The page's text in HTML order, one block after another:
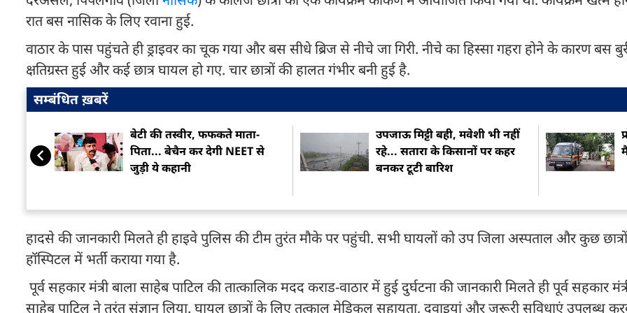
रात बस नासिक के लिए रवाना हुई.
वाठार के पास पहुंचते ही ड्राइवर का चूक गया और बस सीधे ब्रिज से नीचे जा गिरी. नीचे का हिस्सा गहरा होने के कारण बस
क्षतिग्रस्त हुई और कई छात्र घायल हो गए. चार छात्रों की हालत गंभीर बनी हुई है.
सम्बंधित ख़बरें
बेटी की तस्वीर, फफकते माता-
पिता... बेचैन कर देगी NEET से
जुड़ी ये कहानी
उपजाऊ मिट्टी बही, मवेशी भी नहीं
रहे... सतारा के किसानों पर कहर
बनकर टूटी बारिश
हादसे की जानकारी मिलते ही हाइवे पुलिस की टीम तुरंत मौके पर पहुंची. सभी घायलों को उप जिला अस्पताल और कुछ
हॉस्पिटल में भर्ती कराया गया है.
पूर्व सहकार मंत्री बाला साहेब पाटिल की तात्कालिक मदद कराड-वाठार में हुई दुर्घटना की जानकारी मिलते ही पूर्व सहकार
साहेब पाटिल ने तुरंत संज्ञान लिया. घायल छात्रों के लिए तत्काल मेडिकल सहायता, दवाइयां और जरूरी सुविधाएं उपलब्ध